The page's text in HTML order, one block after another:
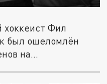
хоккеист Фил
был ошеломлён
на...